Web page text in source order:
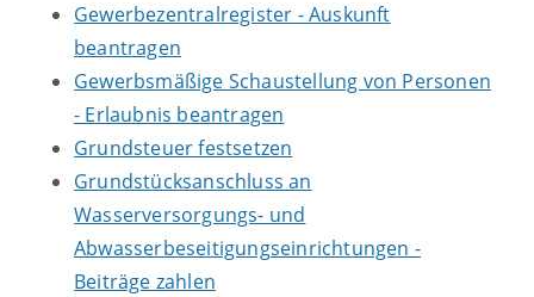
Gewerbezentralregister - Auskunft
beantragen
Gewerbsmäßige Schaustellung von Personen
- Erlaubnis beantragen
Grundsteuer festsetzen
Grundstücksanschluss an
Wasserversorgungs- und
Abwasserbeseitigungseinrichtungen -
Beiträge zahlen